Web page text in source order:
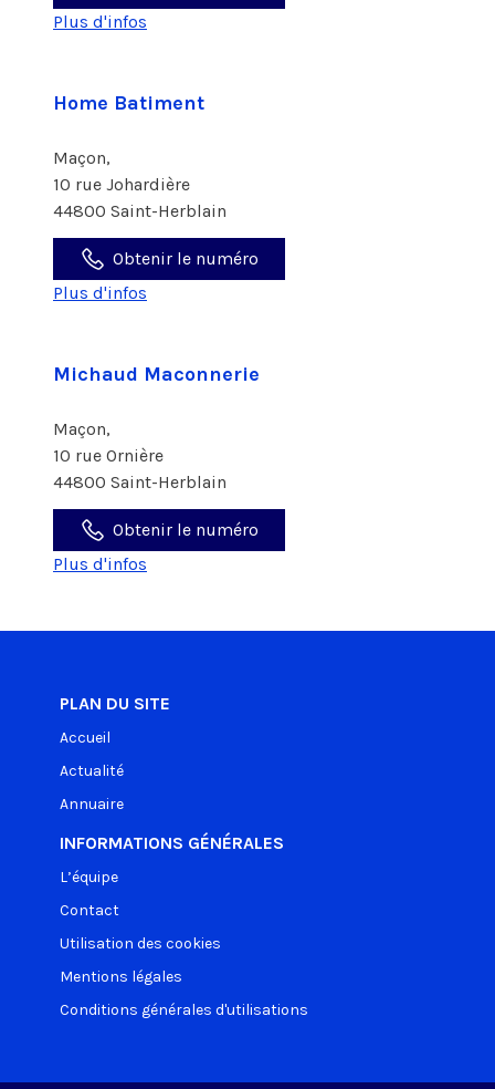
Plus d'infos
Home Batiment
Maçon,
10 rue Johardière
44800 Saint-Herblain
Obtenir le numéro
Plus d'infos
Michaud Maconnerie
Maçon,
10 rue Ornière
44800 Saint-Herblain
Obtenir le numéro
Plus d'infos
PLAN DU SITE
Accueil
Actualité
Annuaire
INFORMATIONS GÉNÉRALES
L’équipe
Contact
Utilisation des cookies
Mentions légales
Conditions générales d'utilisations